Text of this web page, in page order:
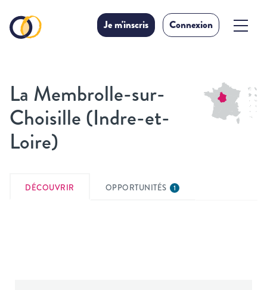
Je m'inscris Connexion
La Membrolle-sur-
Choisille (Indre-et-
Loire)
DÉCOUVRIR OPPORTUNITÉS 1